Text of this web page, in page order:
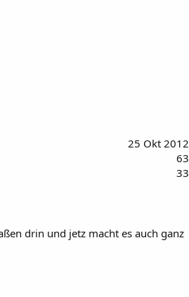
25 Okt 2012
63
33
drin und jetz macht es auch ganz